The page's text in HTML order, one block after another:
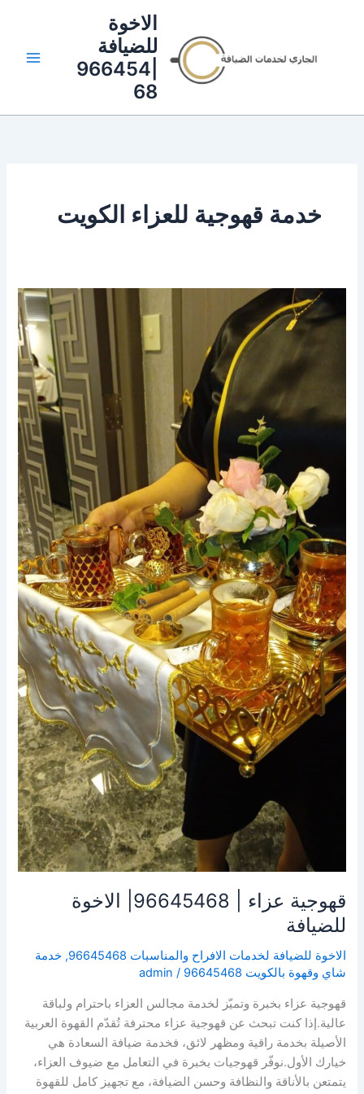
الاخوة
للضيافة
|966454
68
خدمة قهوجية للعزاء الكويت
قهوجية عزاء | 96645468| الاخوة
للضيافة
الاخوة للضيافة لخدمات الافراح والمناسبات 96645468 ,خدمة
شاي وقهوة بالكويت 96645468
/
admin
قهوجية عزاء بخبرة وتميّز لخدمة مجالس العزاء باحترام ولباقة
عالية.إذا كنت تبحث عن قهوجية عزاء محترفة تُقدّم القهوة العربية
الأصيلة بخدمة راقية ومظهر لائق، فخدمة ضيافة السعادة هي
خيارك الأول.نوفّر قهوجيات بخبرة في التعامل مع ضيوف العزاء،
يتمتعن بالأناقة والنظافة وحسن الضيافة، مع تجهيز كامل للقهوة
قهوجية
عزاء